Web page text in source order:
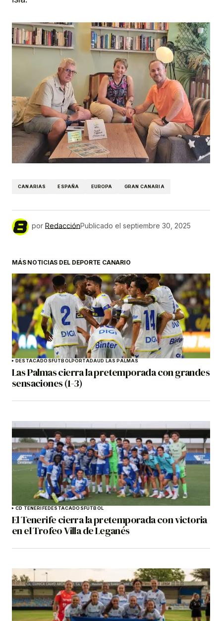
CANARIAS ESPAÑA EUROPA GRAN CANARIA
por RedacciónPublicado el septiembre 30, 2025
MÁS NOTICIAS DEL DEPORTE CANARIO
DESTACADOSFÚTBOLPORTADAUD LAS PALMAS
Las Palmas cierra la pretemporada con grandes
sensaciones (1-3)
CD TENERIFEDESTACADOSFÚTBOL
El Tenerife cierra la pretemporada con victoria
en el Trofeo Villa de Leganés